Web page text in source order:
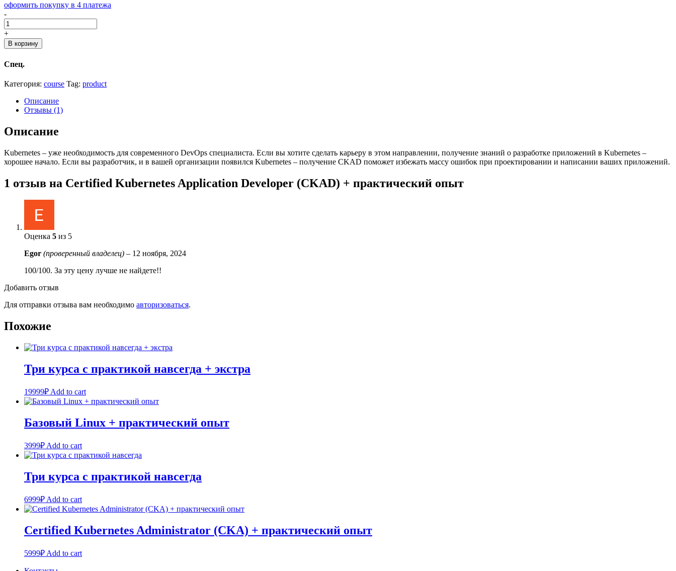
оформить покупку в 4 платежа
Certified
Kubernetes
Application
Developer
(CKAD)
практический
quantity
-
+
В корзину
Спец.
Категория: course Tag: product
Описание
Отзывы (1)
Описание
Kubernetes – уже необходимость для современного DevOps специалиста. Если вы хотите сделать карьеру в этом направлении, получение знаний о разработке приложений в Kubernetes –
хорошее начало. Если вы разработчик, и в вашей организации появился Kubernetes – получение CKAD поможет избежать массу ошибок при проектировании и написании ваших приложений.
1 отзыв на Certified Kubernetes Application Developer (CKAD) + практический опыт
Оценка 5 из 5
Egor (проверенный владелец) – 12 ноября, 2024
100/100. За эту цену лучше не найдете!!
Добавить отзыв
Для отправки отзыва вам необходимо авторизоваться.
Похожие
Три курса с практикой навсегда + экстра
19999₽ Add to cart
Базовый Linux + практический опыт
3999₽ Add to cart
Три курса с практикой навсегда
6999₽ Add to cart
Certified Kubernetes Administrator (CKA) + практический опыт
5999₽ Add to cart